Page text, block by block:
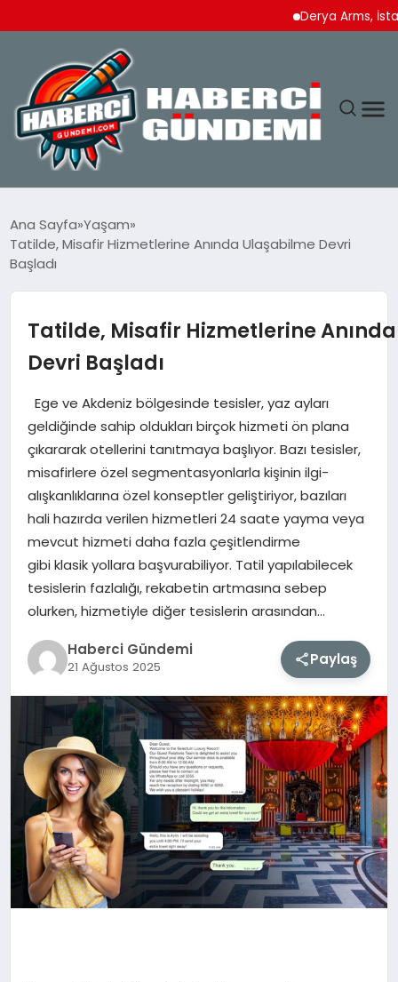
Derya Arms,
YAŞAM
MAGAZIN
EĞITIM
TEKNOLOJI
Ana Sayfa Yaşam
Tatilde, Misafir Hizmetlerine Anında Ulaşabilme Devri
Başladı
Tatilde, Misafir Hizmetlerine
Devri Başladı
Ege ve Akdeniz bölgesinde tesisler, yaz ayları
geldiğinde sahip oldukları birçok hizmeti ön plana
çıkararak otellerini tanıtmaya başlıyor. Bazı tesisler,
misafirlere özel segmentasyonlarla kişinin ilgi-
alışkanlıklarına özel konseptler geliştiriyor, bazıları
hali hazırda verilen hizmetleri 24 saate yayma veya
mevcut hizmeti daha fazla çeşitlendirme
gibi klasik yollara başvurabiliyor. Tatil yapılabilecek
tesislerin fazlalığı, rekabetin artmasına sebep
olurken, hizmetiyle diğer tesislerin arasından…
Haberci Gündemi
21 Ağustos 2025 Paylaş